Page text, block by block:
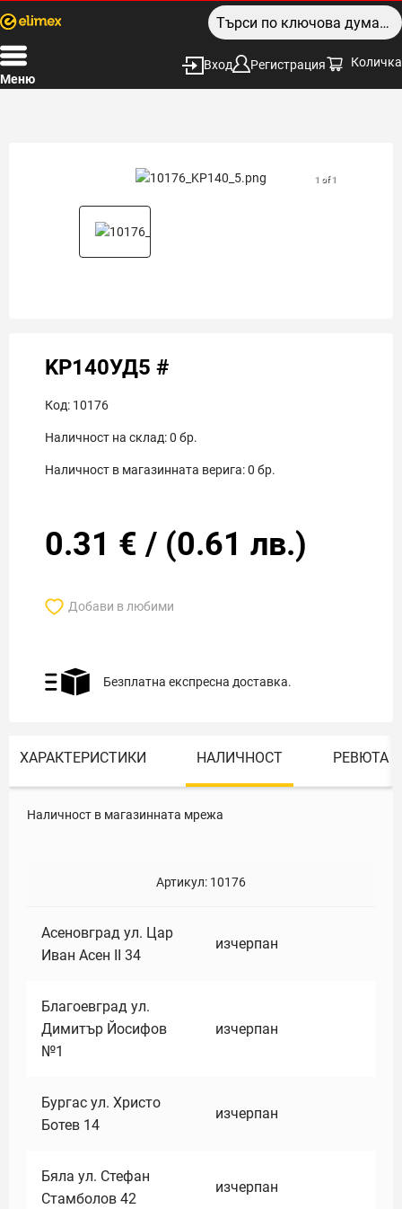
Меню
Вход Регистрация Количка
1 of 1
KP140УД5 #
Код: 10176
Наличност на склад:0 бр.
Наличност в магазинната верига:0 бр.
0.31 € / (0.61 лв.)
Добави в любими
Безплатна експресна доставка.
ХАРАКТЕРИСТИКИ НАЛИЧНОСТ РЕВЮТА
Наличност в магазинната мрежа
Артикул: 10176
Асеновград ул. Цар
Иван Асен II 34
изчерпан
Благоевград ул.
Димитър Йосифов
№1
изчерпан
Бургас ул. Христо
Ботев 14
изчерпан
Бяла ул. Стефан
Стамболов 42
изчерпан